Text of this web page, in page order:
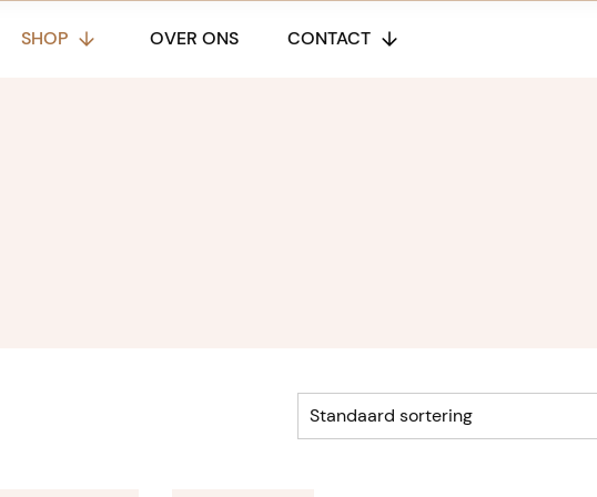
SHOP OVER ONS CONTACT